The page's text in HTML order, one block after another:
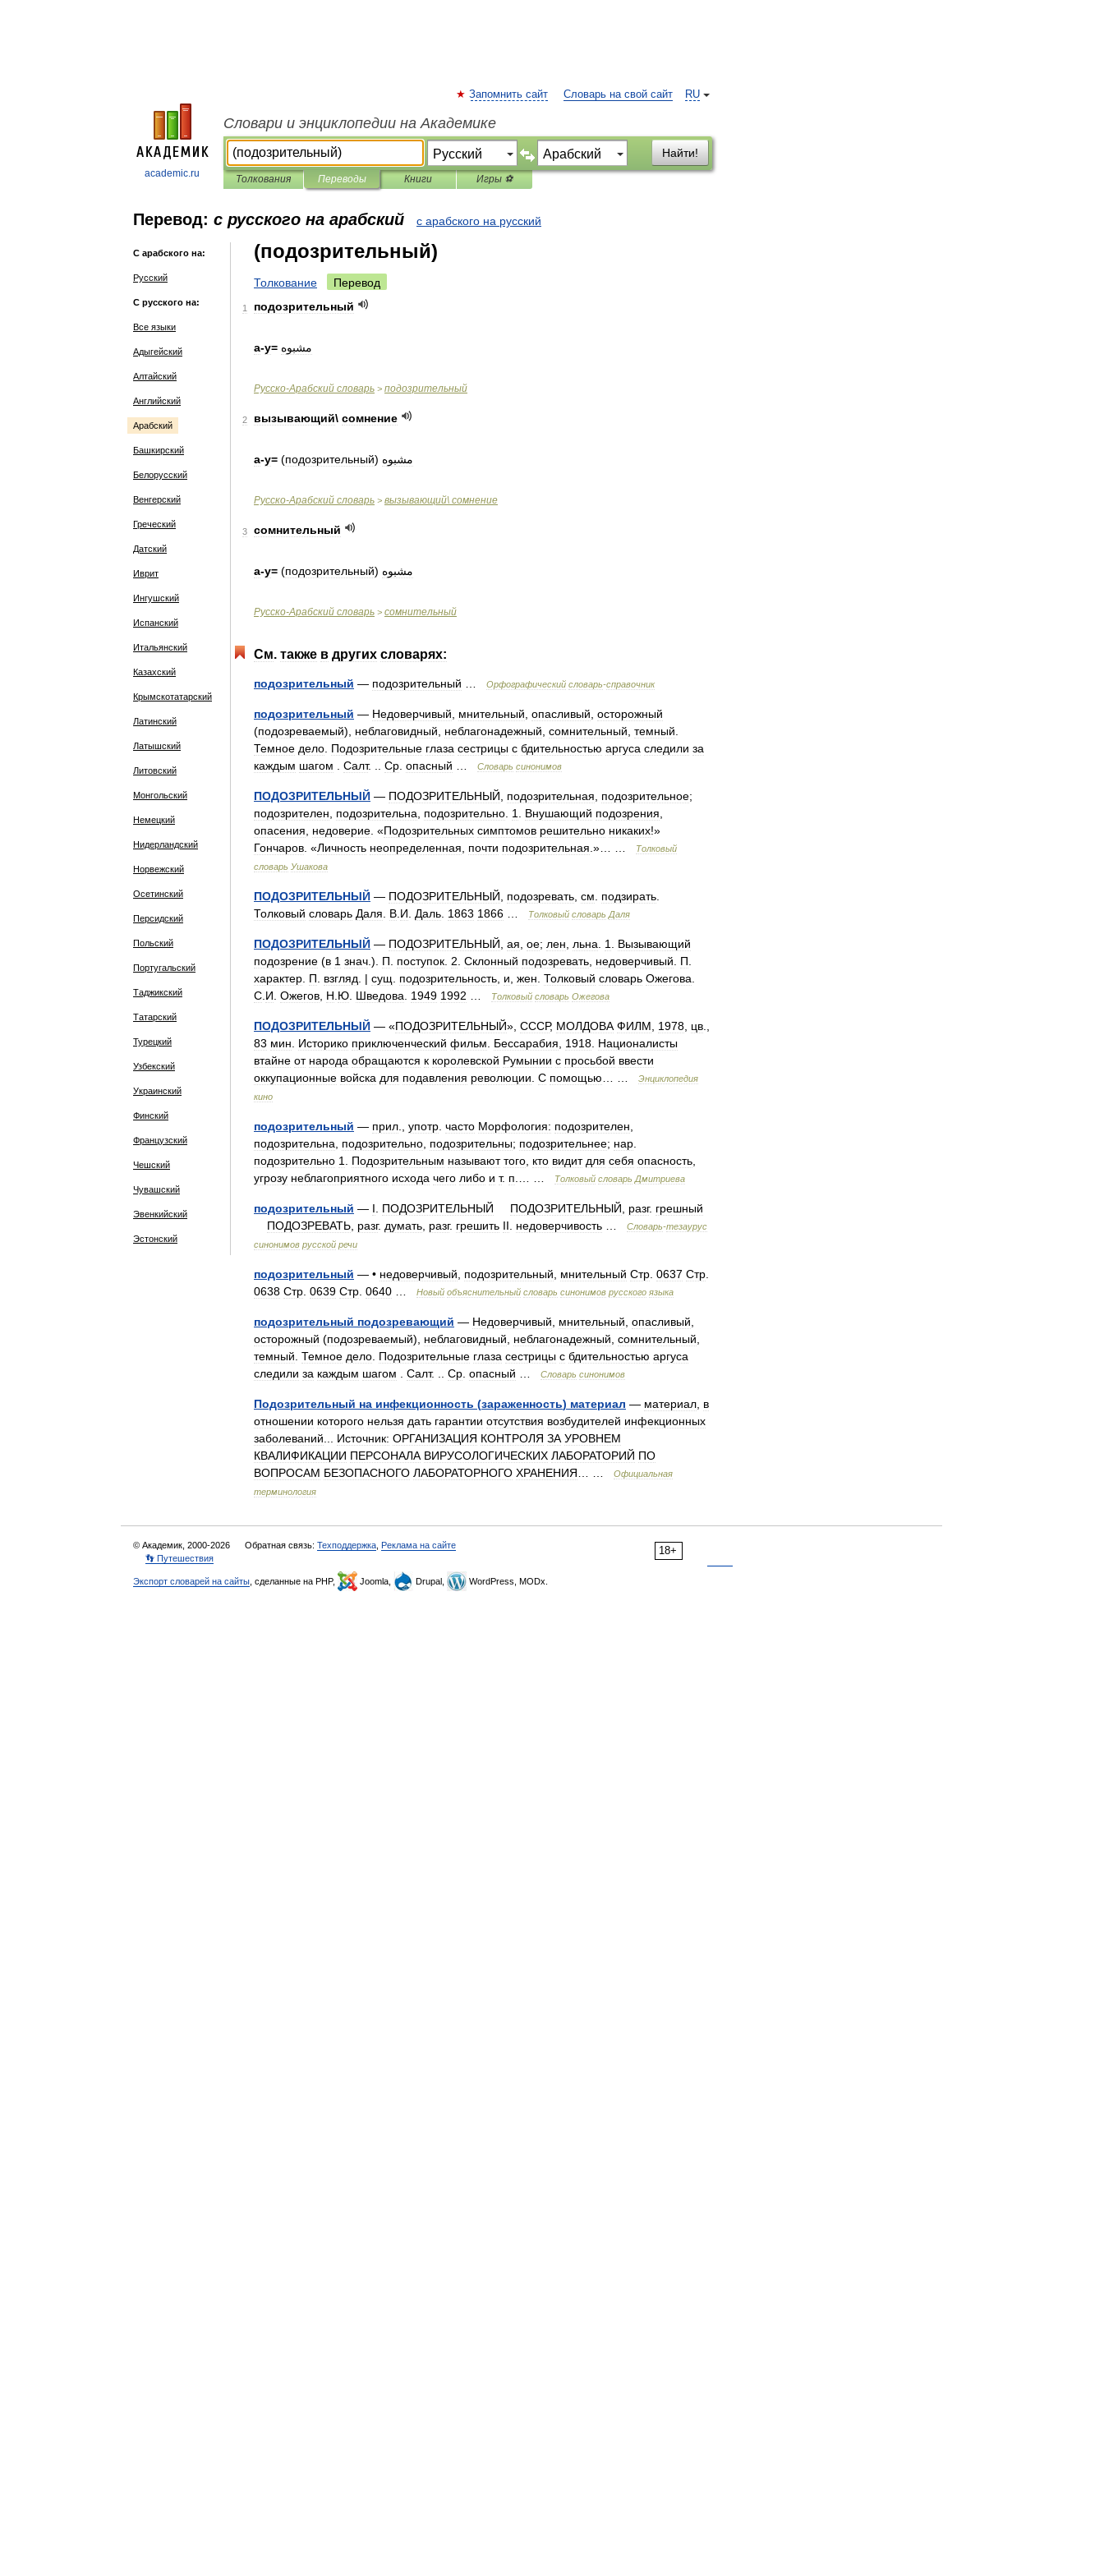
academic.ru
RU
Запомнить сайт Словарь на свой сайт
Словари и энциклопедии на Академике
Найти!
Толкования Переводы Книги Игры ⚽
Перевод: с русского на арабский с арабского на русский
С арабского на:
Русский
С русского на:
Все языки
Адыгейский
Алтайский
Английский
Арабский
Башкирский
Белорусский
Венгерский
Греческий
Датский
Иврит
Ингушский
Испанский
Итальянский
Казахский
Крымскотатарский
Латинский
Латышский
Литовский
Монгольский
Немецкий
Нидерландский
Норвежский
Осетинский
Персидский
Польский
Португальский
Таджикский
Татарский
Турецкий
Узбекский
Украинский
Финский
Французский
Чешский
Чувашский
Эвенкийский
Эстонский
(подозрительный)
Толкование Перевод
1 подозрительный
а-у= مشبوه
Русско-Арабский словарь > подозрительный
2 вызывающий\ сомнение
а-у= (подозрительный) مشبوه
Русско-Арабский словарь > вызывающий\ сомнение
3 сомнительный
а-у= (подозрительный) مشبوه
Русско-Арабский словарь > сомнительный
См. также в других словарях:
подозрительный — подозрительный Орфографический словарь-справочник
подозрительный — Недоверчивый мнительный опасливый осторожный
(подозреваемый), неблаговидный неблагонадежный сомнительный темный
Темное дело Подозрительные глаза сестрицы с бдительностью аргуса следили за
каждым шагом Салт. .. Ср опасный Словарь синонимов
ПОДОЗРИТЕЛЬНЫЙ — ПОДОЗРИТЕЛЬНЫЙ подозрительная подозрительное;
подозрителен
подозрительна подозрительно 1 Внушающий подозрения
опасения
недоверие . «Подозрительных симптомов решительно никаких!»
Гончаров . «Личность неопределенная почти подозрительная .»… …
Толковый
словарь Ушакова
ПОДОЗРИТЕЛЬНЫЙ — ПОДОЗРИТЕЛЬНЫЙ подозревать см подзирать
Толковый словарь Даля В И Даль 1863 1866 Толковый словарь Даля
ПОДОЗРИТЕЛЬНЫЙ — ПОДОЗРИТЕЛЬНЫЙ ая ое; лен льна 1
Вызывающий
подозрение (в 1 знач .). П поступок 2 Склонный подозревать недоверчивый П
характер П взгляд . | сущ подозрительность и жен Толковый словарь Ожегова
С И Ожегов Н Ю Шведова 1949 1992 Толковый словарь Ожегова
ПОДОЗРИТЕЛЬНЫЙ — «ПОДОЗРИТЕЛЬНЫЙ», СССР, МОЛДОВА ФИЛМ 1978 цв
83 мин Историко приключенческий фильм Бессарабия 1918 Националисты
втайне от народа обращаются к королевской Румынии с просьбой ввести
оккупационные войска для подавления революции С помощью
Энциклопедия
кино
подозрительный — прил употр часто Морфология: подозрителен
подозрительна
подозрительно подозрительны; подозрительнее; нар
подозрительно 1 Подозрительным называют того кто видит для себя опасность
угрозу неблагоприятного исхода чего либо и т. п Толковый словарь Дмитриева
подозрительный — I ПОДОЗРИТЕЛЬНЫЙ ПОДОЗРИТЕЛЬНЫЙ разг. грешный
ПОДОЗРЕВАТЬ разг. думать разг. грешить II недоверчивость Словарь-тезаурус
синонимов русской речи
подозрительный — • недоверчивый подозрительный мнительный Стр 0637 Стр
0638 Стр 0639 Стр 0640 Новый объяснительный словарь синонимов русского языка
подозрительный подозревающий — Недоверчивый мнительный опасливый
осторожный (подозреваемый), неблаговидный неблагонадежный сомнительный
темный Темное дело Подозрительные глаза сестрицы с бдительностью аргуса
следили за каждым шагом Салт. .. Ср опасный Словарь синонимов
Подозрительный на инфекционность (зараженность) материал — материал в
отношении которого нельзя дать гарантии отсутствия возбудителей инфекционных
заболеваний
Источник: ОРГАНИЗАЦИЯ КОНТРОЛЯ ЗА УРОВНЕМ
КВАЛИФИКАЦИИ ПЕРСОНАЛА ВИРУСОЛОГИЧЕСКИХ ЛАБОРАТОРИЙ ПО
ВОПРОСАМ БЕЗОПАСНОГО ЛАБОРАТОРНОГО ХРАНЕНИЯ
Официальная
терминология
18+
© Академик, 2000-2026 Обратная связь: Техподдержка Реклама на сайте
👣 Путешествия
Экспорт словарей на сайты , сделанные на PHP, Joomla, Drupal, WordPress, MODx.